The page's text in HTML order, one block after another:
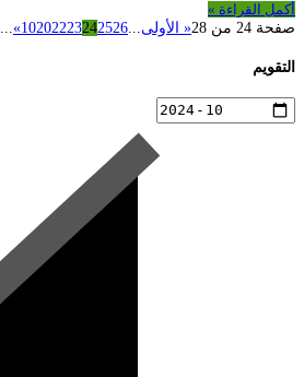
أكمل القراءة »
صفحة 24 من 28
« الأولى...
10202223242526
»
...
التقويم